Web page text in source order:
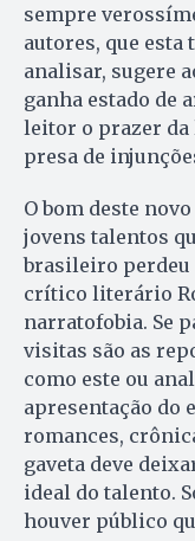
sempre
autores, que
analisar, sugere
ganha estado de
leitor o prazer da
presa de
O bom deste
jovens talentos
brasileiro perdeu
crítico literário
narratofobia. Se
visitas são as
como este ou
apresentação do
romances,
gaveta deve
ideal do talento.
houver público